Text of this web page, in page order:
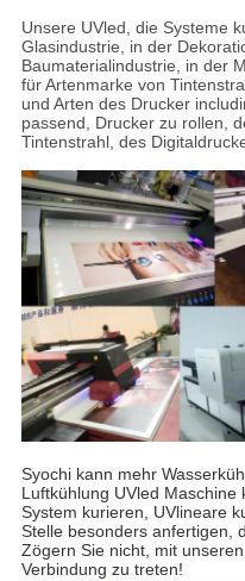
Unsere UVled, die Systeme
Glasindustrie, in der
Baumaterialindustrie, in der
für Artenmarke von
und Arten des Drucker
passend, Drucker zu rollen,
Tintenstrahl, des
Syochi kann mehr
Luftkühlung UVled
System kurieren, UVlineare
Stelle besonders anfertigen,
Zögern Sie nicht, mit
Verbindung zu treten!